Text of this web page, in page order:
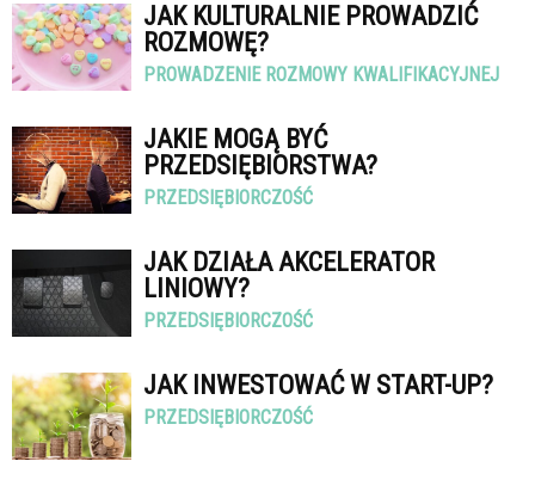
JAK KULTURALNIE PROWADZIĆ
ROZMOWĘ?
PROWADZENIE ROZMOWY KWALIFIKACYJNEJ
JAKIE MOGĄ BYĆ
PRZEDSIĘBIORSTWA?
PRZEDSIĘBIORCZOŚĆ
JAK DZIAŁA AKCELERATOR
LINIOWY?
PRZEDSIĘBIORCZOŚĆ
JAK INWESTOWAĆ W START-UP?
PRZEDSIĘBIORCZOŚĆ